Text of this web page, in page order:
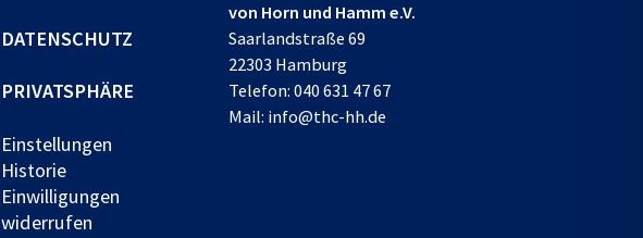
DATENSCHUTZ
PRIVATSPHÄRE
Einstellungen
Historie
Einwilligungen
widerrufen
von Horn und Hamm e.V.
Saarlandstraße 69
22303 Hamburg
Telefon:040 631 47 67
Mail: info@thc-hh.de